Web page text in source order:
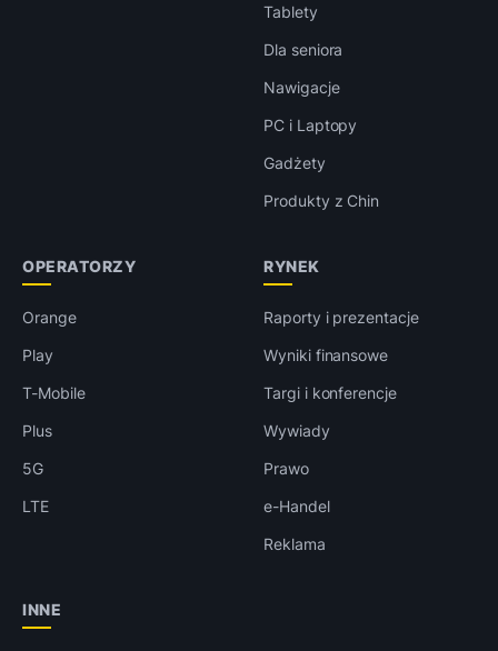
Tablety
Dla seniora
Nawigacje
PC i Laptopy
Gadżety
Produkty z Chin
OPERATORZY
Orange
Play
T-Mobile
Plus
5G
LTE
RYNEK
Raporty i prezentacje
Wyniki finansowe
Targi i konferencje
Wywiady
Prawo
e-Handel
Reklama
INNE